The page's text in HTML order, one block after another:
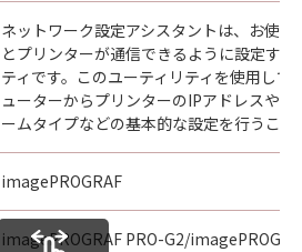
ネットワーク設定アシスタントは、お使
とプリンターが通信できるように設定す
ティです。このユーティリティを使用して
ューターからプリンターのIPアドレスや
ームタイプなどの基本的な設定を行うこと
imagePROGRAF
imagePROGRAF PRO-G2/